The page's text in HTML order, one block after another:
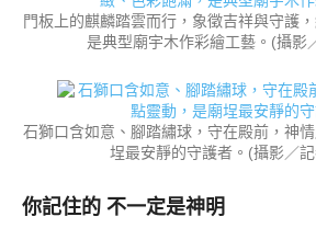
門板上的麒麟踏雲而行，象徵吉祥與守護
是典型廟宇木作彩繪工藝。(攝影
石獅口含如意、腳踏繡球，守在殿前，神
埕最安靜的守護者。(攝影／
你記住的 不一定是神明